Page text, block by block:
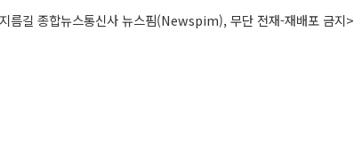
름길 종합뉴스통신사 뉴스핌(Newspim), 무단 전재-재배포 금지>